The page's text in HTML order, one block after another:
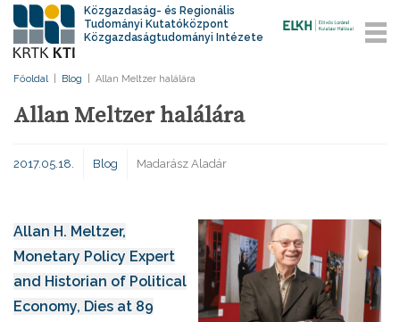
Közgazdaság- és Regionális
Tudományi Kutatóközpont
Közgazdaságtudományi Intézete
Főoldal Blog Allan Meltzer halálára
Allan Meltzer halálára
2017.05.18. Blog Madarász Aladár
Allan H. Meltzer,
Monetary Policy Expert
and Historian of Political
Economy, Dies at 89